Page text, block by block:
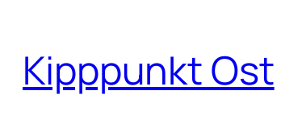
springen
Kipppunkt Ost